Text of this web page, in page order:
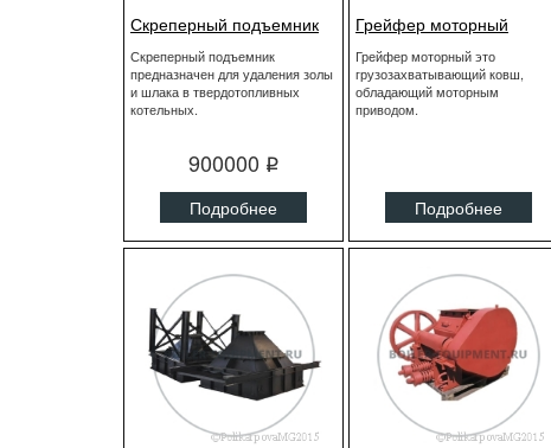
Скреперный подъемник
Скреперный подъемник
предназначен для удаления золы
и шлака в твердотопливных
котельных.
900000 q
Подробнее
Грейфер моторный
Грейфер моторный это
грузозахватывающий ковш,
обладающий моторным
приводом.
Подробнее